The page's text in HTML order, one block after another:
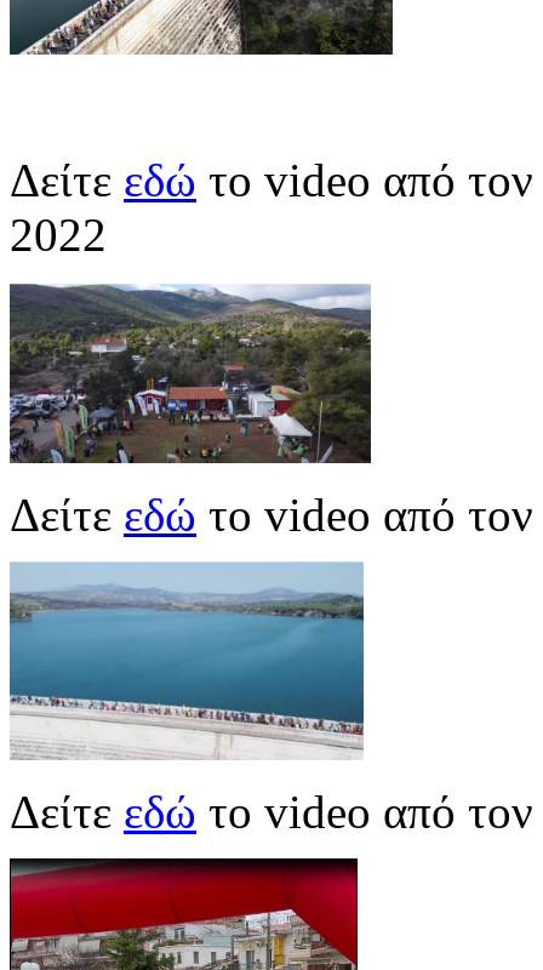
Δείτε εδώ το video από
2022
Δείτε εδώ το video από
Δείτε εδώ το video από